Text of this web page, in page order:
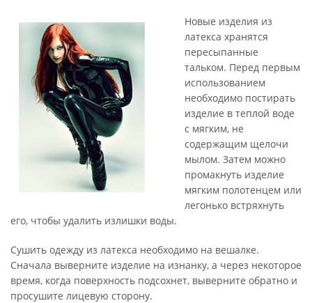
Новые изделия из
латекса хранятся
пересыпанные
тальком. Перед первым
использованием
необходимо постирать
изделие в теплой воде
с мягким, не
содержащим щелочи
мылом. Затем можно
промакнуть изделие
мягким полотенцем или
легонько встряхнуть
его, чтобы удалить излишки воды.
Сушить одежду из латекса необходимо на вешалке.
Сначала выверните изделие на изнанку, а через некоторое
время, когда поверхность подсохнет, выверните обратно и
просушите лицевую сторону.